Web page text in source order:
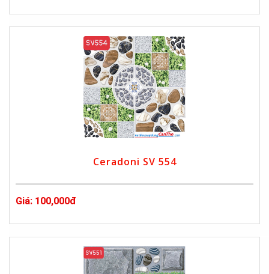
Ceradoni SV 554
Giá: 100,000đ